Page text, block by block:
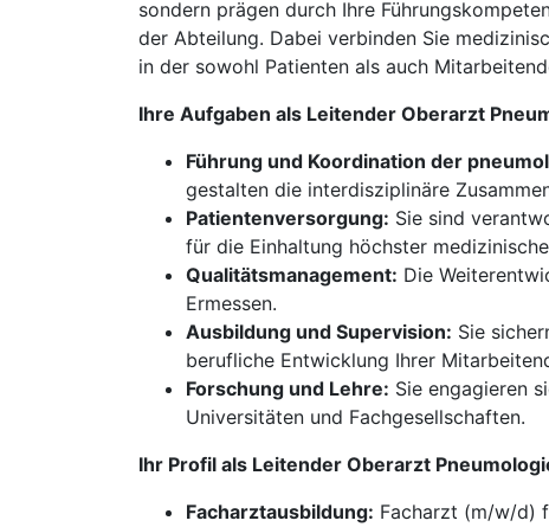
sondern prägen durch Ihre
der Abteilung. Dabei verbinden Sie
in der sowohl Patienten als auch
Ihre Aufgaben als Leitender Oberarzt
Führung und Koordination der
gestalten die interdisziplinäre
Patientenversorgung: Sie sind
für die Einhaltung höchster
Qualitätsmanagement: Die
Ermessen.
Ausbildung und Supervision: Sie
berufliche Entwicklung Ihrer
Forschung und Lehre: Sie engagieren
Universitäten und Fachgesellschaften.
Ihr Profil als Leitender Oberarzt
Facharztausbildung: Facharzt (m/w/d)